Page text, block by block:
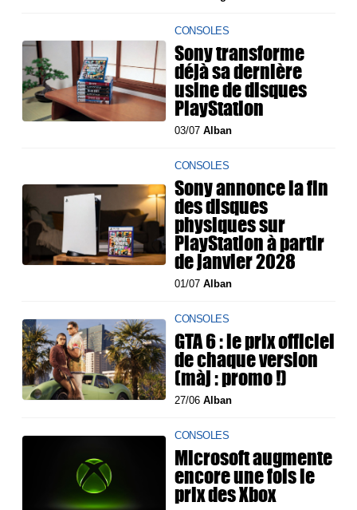
CONSOLES
Sony transforme
déjà sa dernière
usine de disques
PlayStation
03/07Alban
CONSOLES
Sony annonce la fin
des disques
physiques sur
PlayStation à partir
de janvier 2028
01/07Alban
CONSOLES
GTA 6 : le prix officiel
de chaque version
(màj : promo !)
27/06Alban
CONSOLES
Microsoft augmente
encore une fois le
prix des Xbox